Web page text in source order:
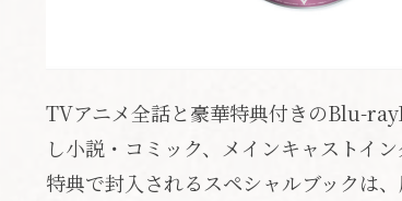
TVアニメ全話と豪華特典付きのBlu-
し小説・コミック、メインキャストイ
特典で封入されるスペシャルブックは